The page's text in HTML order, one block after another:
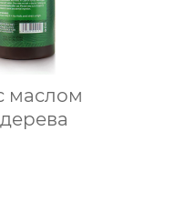
маслом